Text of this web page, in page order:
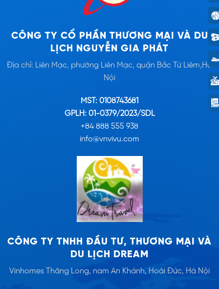
CÔNG TY CỔ PHẦN THƯƠNG MẠI VÀ DU
LỊCH NGUYỄN GIA PHÁT
Địa chỉ: Liên Mạc, phường Liên Mạc, quận Bắc Từ Liêm,Hà
Nội
MST: 0108743681
GPLH: 01-0379/2023/SDL
+84 888 555 938
info@vnvivu.com
CÔNG TY TNHH ĐẦU TƯ, THƯƠNG MẠI VÀ
DU LỊCH DREAM
Vinhomes Thăng Long, nam An Khánh, Hoài Đức, Hà Nội